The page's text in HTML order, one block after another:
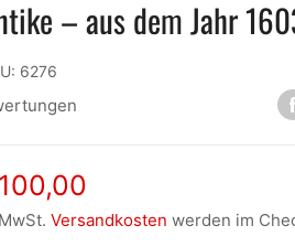
– aus dem Jahr
6276
Versandkosten werden im